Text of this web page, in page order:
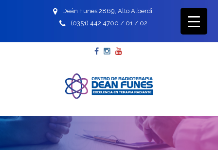
Deán Funes 2869, Alto Alberdi.
(0351) 442 4700 / 01 / 02
Facebook
Instagram